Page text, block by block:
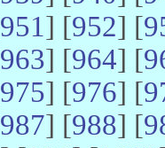
951] [952] [
963] [964] [
975] [976] [
987] [988] [